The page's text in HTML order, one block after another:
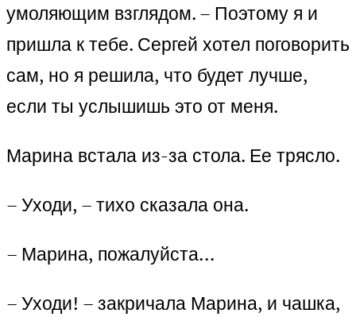
умоляющим взглядом. – Поэтому я и
пришла к тебе. Сергей хотел поговорить
сам, но я решила, что будет лучше,
если ты услышишь это от меня.
Марина встала из-за стола. Ее трясло.
– Уходи, – тихо сказала она.
– Марина, пожалуйста…
– Уходи! – закричала Марина, и чашка,